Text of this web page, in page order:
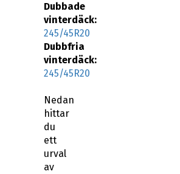
Dubbade
vinterdäck:
245/45R20
Dubbfria
vinterdäck:
245/45R20
Nedan
hittar
du
ett
urval
av